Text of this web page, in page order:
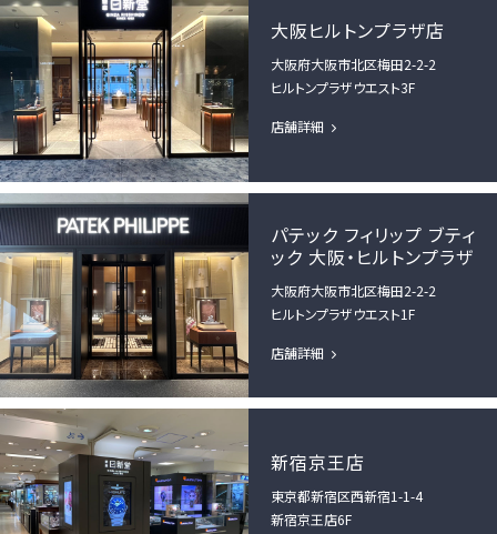
大阪ヒルトンプラザ店
大阪府大阪市北区梅田2-2-2
ヒルトンプラザウエスト3F
店舗詳細
パテック フィリップ ブティ
ック 大阪・ヒルトンプラザ
大阪府大阪市北区梅田2-2-2
ヒルトンプラザウエスト1F
店舗詳細
新宿京王店
東京都新宿区西新宿1-1-4
新宿京王店6F